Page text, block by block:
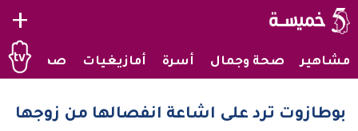
+
مشاهير صحة وجمال أسرة أمازيغيات صحراويات
بوطازوت ترد على اشاعة انفصالها من زوجها